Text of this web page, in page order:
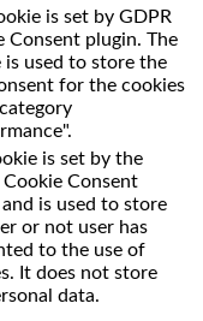
is set by GDPR
Consent plugin. The
is used to store the
for the cookies
is set by the
Cookie Consent
is used to store
or not user has
to the use of
It does not store
data.